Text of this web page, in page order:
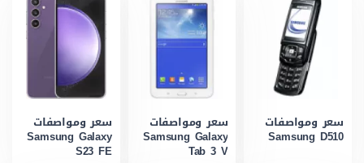
سعر ومواصفات
Samsung D510
سعر ومواصفات
Samsung Galaxy
Tab 3 V
سعر ومواصفات
Samsung Galaxy
S23 FE